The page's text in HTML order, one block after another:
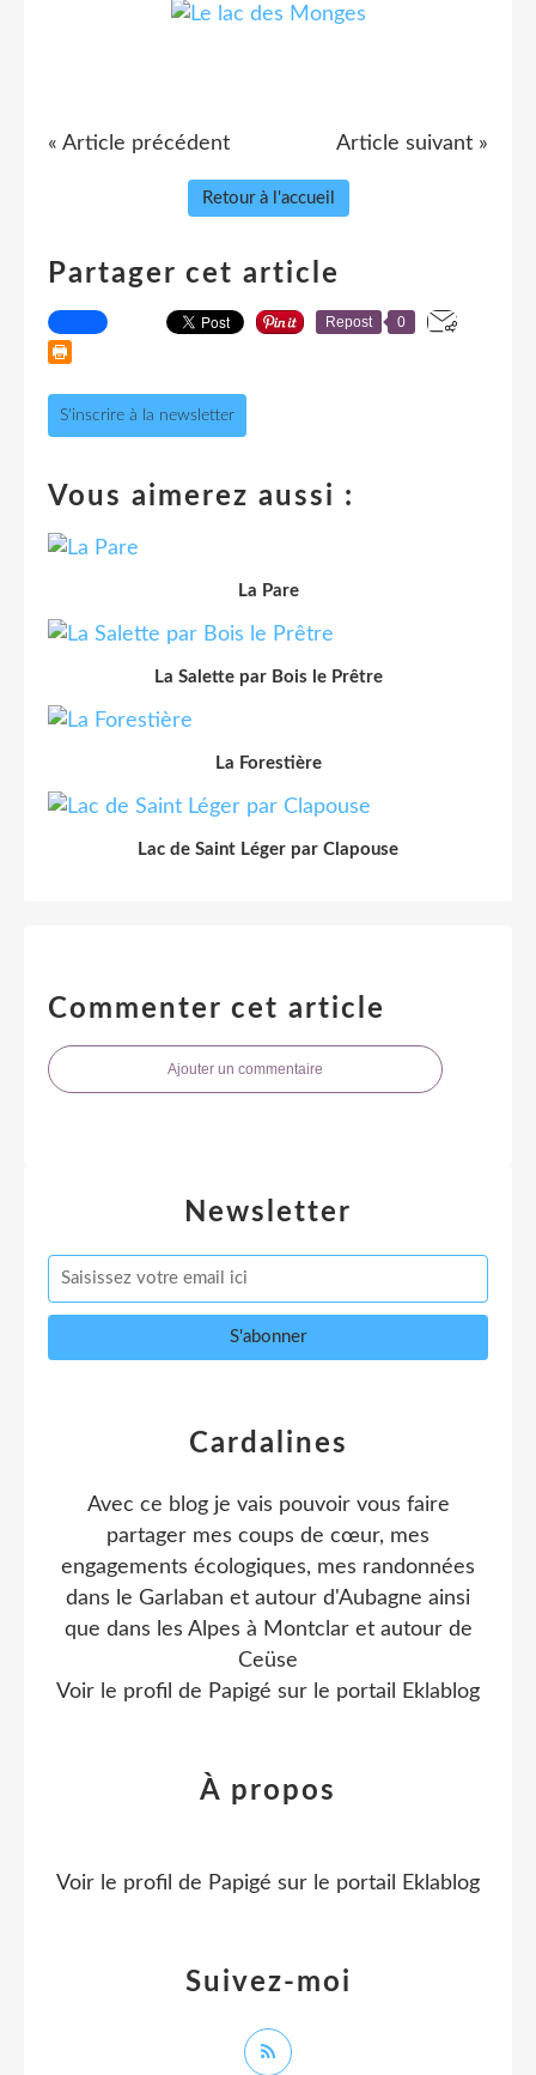
« Article précédent Article suivant »
Retour à l'accueil
Partager cet article
Repost 0
S'inscrire à la newsletter
Vous aimerez aussi :
La Pare
La Salette par Bois le Prêtre
La Forestière
Lac de Saint Léger par Clapouse
Commenter cet article
Ajouter un commentaire
Newsletter
Cardalines
Avec ce blog je vais pouvoir vous faire
partager mes coups de cœur, mes
engagements écologiques, mes randonnées
dans le Garlaban et autour d'Aubagne ainsi
que dans les Alpes à Montclar et autour de
Ceüse
Voir le profil de Papigé sur le portail Eklablog
Suivez-moi
À propos
Voir le profil de Papigé sur le portail Eklablog